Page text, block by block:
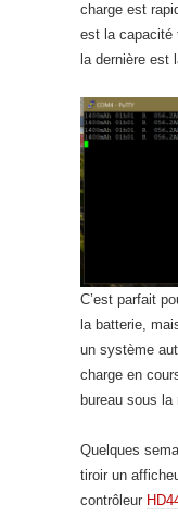
charge est
est la capacité
la dernière est
C’est parfait
la batterie,
un système
charge en
bureau sous la
Quelques
tiroir un
contrôleur